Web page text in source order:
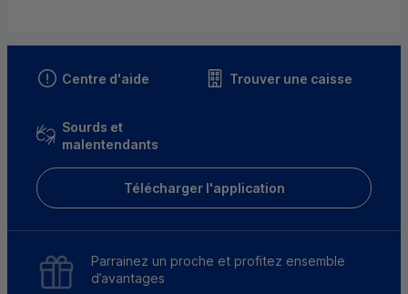
Centre d'aide Trouver une caisse
Sourds et
malentendants
Télécharger l'application
Parrainez un proche et profitez ensemble
d’avantages